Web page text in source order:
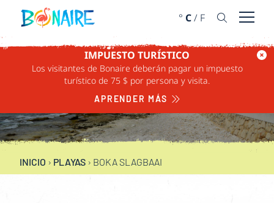
IR AL CONTENIDO
° C/ F Abrir
IMPUESTO TURÍSTICO
Los visitantes de Bonaire deberán pagar un impuesto
turístico de 75 $ por persona y visita.
APRENDER MÁS
BOKA SLAGBAAI
INICIO › PLAYAS › BOKA SLAGBAAI